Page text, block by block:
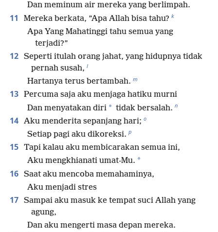
Dan meminum air mereka yang berlimpah.
11 Mereka berkata, ”Apa Allah bisa tahu? k
Apa Yang Mahatinggi tahu semua yang
terjadi?”
12 Seperti itulah orang jahat, yang hidupnya tidak
pernah susah, l
Hartanya terus bertambah. m
13 Percuma saja aku menjaga hatiku murni
Dan menyatakan diri * tidak bersalah. n
14 Aku menderita sepanjang hari; o
Setiap pagi aku dikoreksi. p
15 Tapi kalau aku membicarakan semua ini,
Aku mengkhianati umat-Mu. *
16 Saat aku mencoba memahaminya,
Aku menjadi stres
17 Sampai aku masuk ke tempat suci Allah yang
agung,
Dan aku mengerti masa depan mereka.